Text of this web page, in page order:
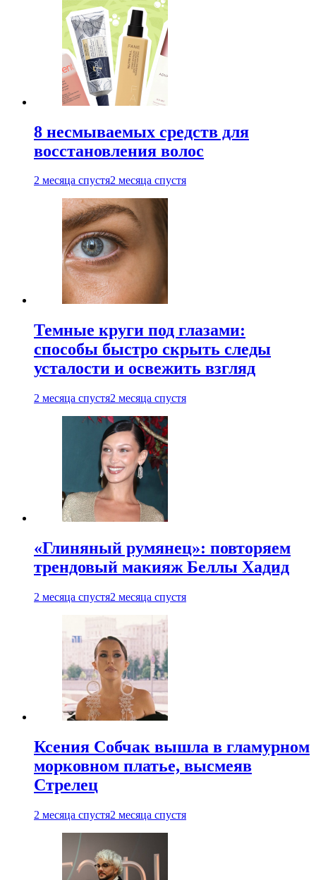
8 несмываемых средств для
восстановления волос
2 месяца спустя2 месяца спустя
Темные круги под глазами:
способы быстро скрыть следы
усталости и освежить взгляд
2 месяца спустя2 месяца спустя
«Глиняный румянец»: повторяем
трендовый макияж Беллы Хадид
2 месяца спустя2 месяца спустя
Ксения Собчак вышла в гламурном
морковном платье, высмеяв
Стрелец
2 месяца спустя2 месяца спустя